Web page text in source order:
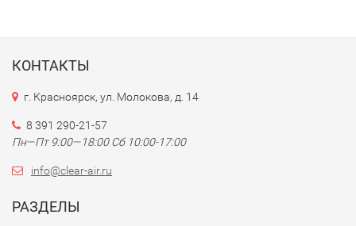
КОНТАКТЫ
г. Красноярск, ул. Молокова, д. 14
8 391 290-21-57
Пн—Пт 9:00—18:00 Сб 10:00-17:00
info@clear-air.ru
РАЗДЕЛЫ